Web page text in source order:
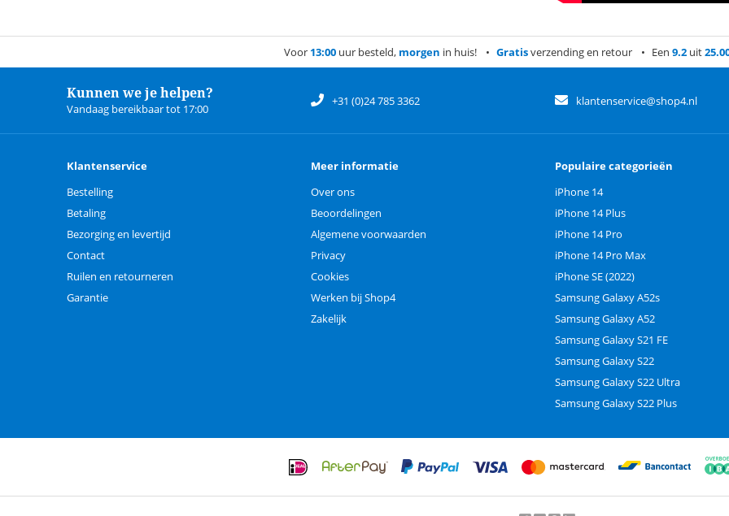
Voor 13:00 uur besteld, morgen in huis! Gratisverzending en retour Een 9.2 uit
Kunnen we je helpen?
Vandaag bereikbaar tot 17:00
+31 (0)24 785 3362 klantenservice@shop4.nl
Klantenservice
Bestelling
Betaling
Bezorging en levertijd
Contact
Ruilen en retourneren
Garantie
Meer informatie
Over ons
Beoordelingen
Algemene voorwaarden
Privacy
Cookies
Werken bij Shop4
Zakelijk
Populaire categorieën
iPhone 14
iPhone 14 Plus
iPhone 14 Pro
iPhone 14 Pro Max
iPhone SE (2022)
Samsung Galaxy A52s
Samsung Galaxy A52
Samsung Galaxy S21 FE
Samsung Galaxy S22
Samsung Galaxy S22 Ultra
Samsung Galaxy S22 Plus